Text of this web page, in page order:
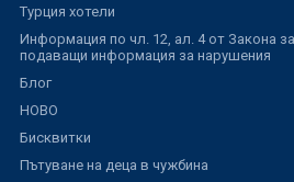
Турция хотели
Информация по чл. 12, ал. 4 от Закона
подаващи информация за нарушения
Блог
НОВО
Бисквитки
Пътуване на деца в чужбина